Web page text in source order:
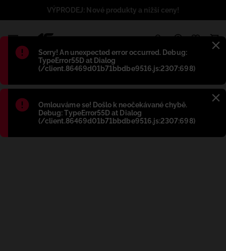
Błąd:
Sorry! An unexpected error occurred. Debug:
TypeError55D at Dialog
(/client.86469d01b71bbdbe9516.js:2307:698)
Błąd:
Omlouváme se! Došlo k neočekávané chybě.
Debug: TypeError55D at Dialog
(/client.86469d01b71bbdbe9516.js:2307:698)
VÝPRODEJ: Nové produkty a nižší ceny!